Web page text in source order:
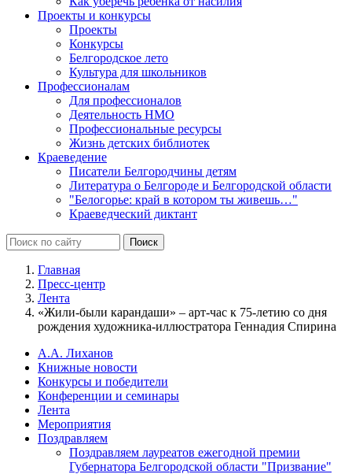
Проекты и конкурсы
Проекты
Конкурсы
Белгородское лето
Культура для школьников
Профессионалам
Для профессионалов
Деятельность НМО
Профессиональные ресурсы
Жизнь детских библиотек
Краеведение
Писатели Белгородчины детям
Литература о Белгороде и Белгородской области
"Белогорье: край в котором ты живешь…"
Краеведческий диктант
Главная
Пресс-центр
Лента
«Жили-были карандаши» – арт-час к 75-летию со дня
рождения художника-иллюстратора Геннадия Спирина
А.А. Лиханов
Книжные новости
Конкурсы и победители
Конференции и семинары
Лента
Мероприятия
Поздравляем
Поздравляем лауреатов ежегодной премии
Губернатора Белгородской области "Призвание"